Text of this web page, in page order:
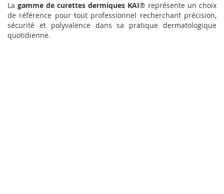
La gamme de curettes dermiques KAI® représente un choix
de référence pour tout professionnel recherchant précision,
sécurité et polyvalence dans sa pratique dermatologique
quotidienne.